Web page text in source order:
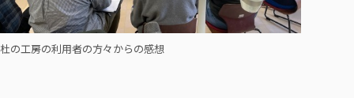
杜の工房の利用者の方々からの感想